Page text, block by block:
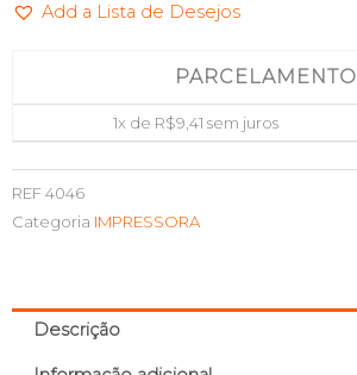
100ML
quantidade
Add a Lista de Desejos
PARCELAMENTO
1x de R$9,41 sem juros
REF4046
Categoria IMPRESSORA
Descrição